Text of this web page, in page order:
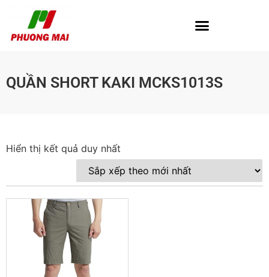
QUẦN SHORT KAKI MCKS1013S
Hiển thị kết quả duy nhất